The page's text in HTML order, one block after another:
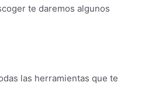
te daremos algunos
las herramientas que te